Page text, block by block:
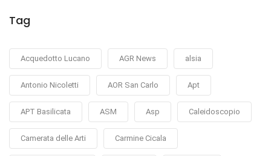
Tag
Acquedotto Lucano AGR News alsia
Antonio Nicoletti AOR San Carlo Apt
APT Basilicata ASM Asp Caleidoscopio
Camerata delle Arti Carmine Cicala